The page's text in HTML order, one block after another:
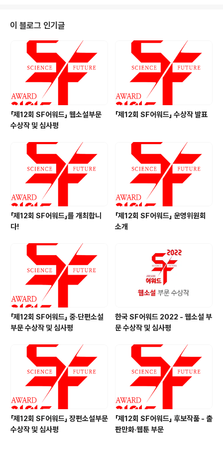
학동네 19.08.30 무너진 다리 천선란 그래비티북스 19.0
9.03 테세우스의 배 이경희 그래비티북스 19.09.27 에덴:
인공지능과 인간이 창조한 인류 서석찬 델피노 19.09.27
현아의 장풍 최영희 북멘토 19.10.04 소멸사회 심너울 그
래비티북스 19...
이 블로그 인기글
「제12회 SF어워드」 웹소설부문
수상작 및 심사평
「제12회 SF어워드」 수상작 발표
「제12회 SF어워드」를 개최합니
다!
「제12회 SF어워드」 운영위원회
소개
「제12회 SF어워드」 중·단편소설
부문 수상작 및 심사평
한국 SF어워드 2022 - 웹소설 부
문 수상작 및 심사평
「제12회 SF어워드」 장편소설부문
수상작 및 심사평
「제12회 SF어워드」 후보작품 - 출
판만화·웹툰 부문